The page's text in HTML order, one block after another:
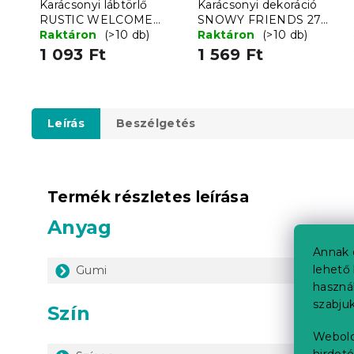
Annak
lehető
Karácsonyi lábtörlő
RUSTIC WELCOME
38x58 cm - több
változatban
Raktáron (>10 db)
1 093 Ft
Karácsonyi dekoráció
SNOWY FRIENDS 27
cm - több változatban
Raktáron (>10 db)
1 569 Ft
Leírás Beszélgetés
Termék részletes leírása
Anyag
Gumi
Szín